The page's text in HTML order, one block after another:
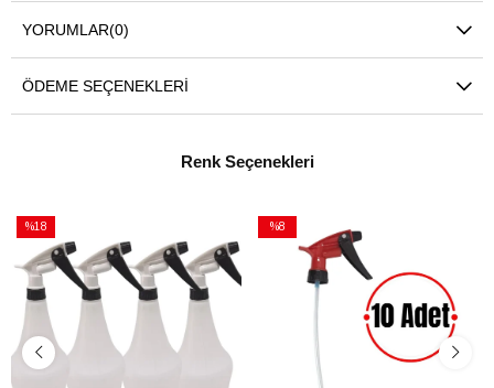
YORUMLAR(0)
ÖDEME SEÇENEKLERI
Renk Seçenekleri
%18
İndirim
%18İndirim
%8
%8İndirim